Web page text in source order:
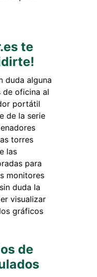
te
duda alguna
de oficina al
portátil
de la serie
torres
las
para
monitores
duda la
visualizar
gráficos
de